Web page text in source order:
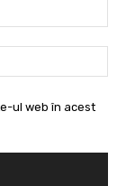
ul web în acest